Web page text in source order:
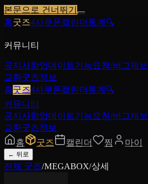
본문으로 건너뛰기
홈굿즈4사쿠폰캘린더 통계 🔍
커뮤니티
공지사항업데이트기능요청/버그제보
교환굿즈정보
홈굿즈4사쿠폰캘린더 통계 🔍
커뮤니티
공지사항업데이트기능요청/버그제보
교환굿즈정보
홈
굿즈 캘린더 찜 마이
← 뒤로
전체 굿즈/MEGABOX/상세